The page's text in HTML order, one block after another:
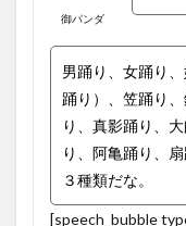
御パンダ
男踊り、女踊り
踊り）、笠踊り
り、真影踊り、
り、阿亀踊り、
３種類だな。
[speech_bubble